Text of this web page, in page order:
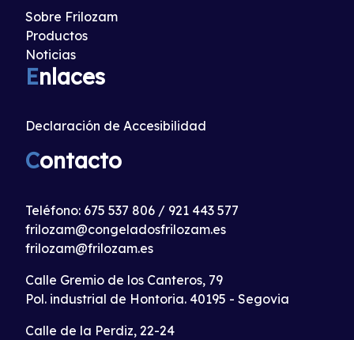
Sobre Frilozam
Productos
Noticias
Enlaces
Declaración de Accesibilidad
Contacto
Teléfono: 675 537 806 / 921 443 577
frilozam@congeladosfrilozam.es
frilozam@frilozam.es
Calle Gremio de los Canteros, 79
Pol. industrial de Hontoria. 40195 - Segovia
Calle de la Perdiz, 22-24